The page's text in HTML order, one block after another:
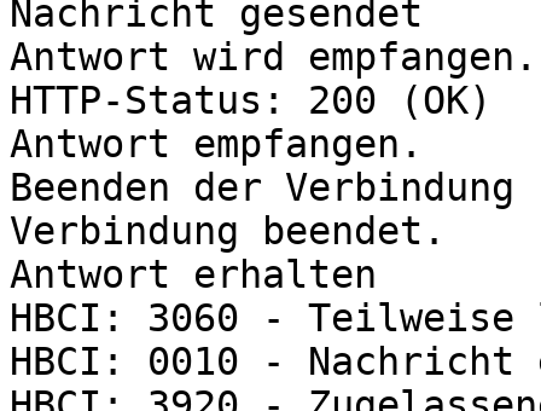
Nachricht gesendet
Antwort wird
HTTP-Status: 200 (OK)
Antwort empfangen.
Beenden der
Verbindung beendet.
Antwort erhalten
HBCI: 3060 - Teilweise
HBCI: 0010 - Nachricht